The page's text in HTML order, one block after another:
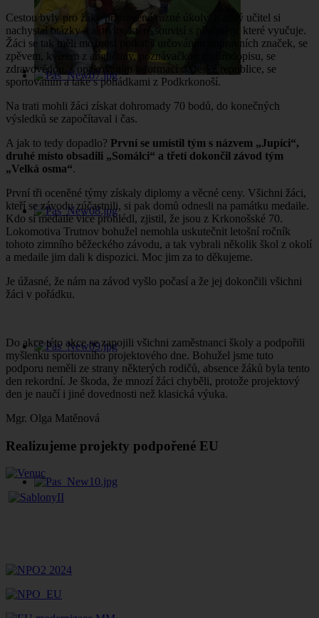
Cestou byly pro žáky připravené různé úkoly. Každý učitel si
nachystal otázky a aktivity, které souvisí s předměty, které vyučuje.
Žáci se tak měli možnost potkat s určováním dopravních značek, se
zpěvem, kvízem z angličtiny, poznávačkou z přírodopisu, se
zdravovědou, s opakováním informací o České republice, se
sportováním a také s pohádkami z Podkrkonoší.
Na trati mohli žáci získat dohromady 70 bodů, do konečných
výsledků se započítaval i čas.
A jak to tedy dopadlo? První se umístil tým s názvem „Jupíci“,
druhé místo obsadili „Somálci“ a třetí dokončil závod tým
„Velká osma“.
První tři oceněné týmy získaly diplomy a věcné ceny. Všichni žáci,
kteří se závodu zúčastnili, si pak domů odnesli na památku medaile.
Kdo si medaile více prohlédl, zjistil, že jsou z Krkonošské 70.
Lokomotiva Trutnov bohužel nemohla uskutečnit letošní ročník
tohoto zimního běžeckého závodu, a tak vybrali několik škol z okolí
a medaile jim dali k dispozici. Moc jim za to děkujeme.
Je úžasné, že nám na závod vyšlo počasí a že jej dokončili všichni
žáci v pořádku.
Do akce této akce se zapojili všichni zaměstnanci školy a podpořili
myšlenku sportovního projektového dne. Bohužel jsme tuto
podporu neměli ze strany některých rodičů, absence žáků byla tento
den rekordní. Je škoda, že mnozí žáci chyběli, protože projektový
den je naučí i jiné dovednosti než klasická výuka.
Mgr. Olga Matěnová
Realizujeme projekty podpořené EU